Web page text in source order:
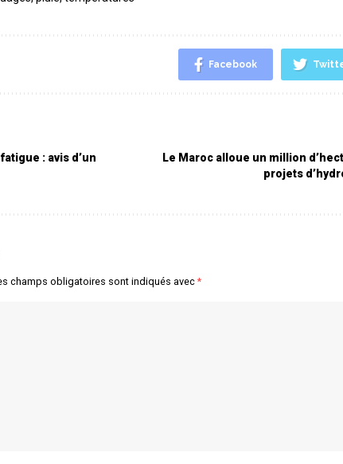
Facebook
: avis d’un
Le Maroc alloue un million
projets
champs obligatoires sont indiqués avec*